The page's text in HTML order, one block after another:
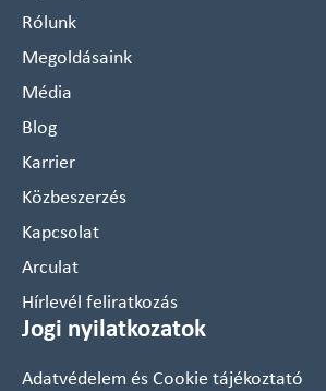
Rólunk
Megoldásaink
Média
Blog
Karrier
Közbeszerzés
Kapcsolat
Arculat
Hírlevél feliratkozás
Jogi nyilatkozatok
Adatvédelem és Cookie tájékoztató